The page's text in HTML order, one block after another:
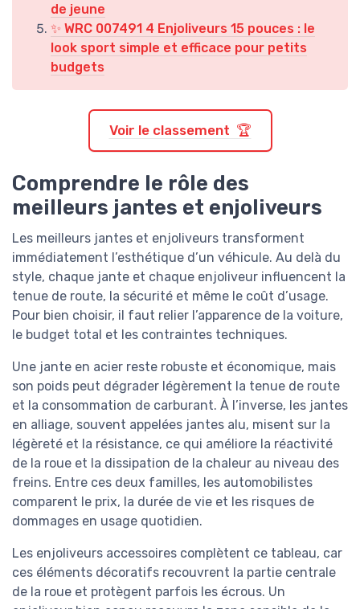
de jeune
✨ WRC 007491 4 Enjoliveurs 15 pouces : le
look sport simple et efficace pour petits
budgets
Voir le classement 🏆
Comprendre le rôle des
meilleurs jantes et enjoliveurs
Les meilleurs jantes et enjoliveurs transforment
immédiatement l’esthétique d’un véhicule. Au delà du
style, chaque jante et chaque enjoliveur influencent la
tenue de route, la sécurité et même le coût d’usage.
Pour bien choisir, il faut relier l’apparence de la voiture,
le budget total et les contraintes techniques.
Une jante en acier reste robuste et économique, mais
son poids peut dégrader légèrement la tenue de route
et la consommation de carburant. À l’inverse, les jantes
en alliage, souvent appelées jantes alu, misent sur la
légèreté et la résistance, ce qui améliore la réactivité
de la roue et la dissipation de la chaleur au niveau des
freins. Entre ces deux familles, les automobilistes
comparent le prix, la durée de vie et les risques de
dommages en usage quotidien.
Les enjoliveurs accessoires complètent ce tableau, car
ces éléments décoratifs recouvrent la partie centrale
de la roue et protègent parfois les écrous. Un